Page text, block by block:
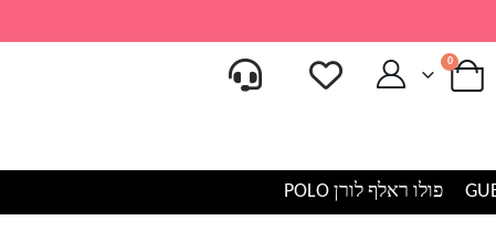
0
פולו ראלף לורן POLO